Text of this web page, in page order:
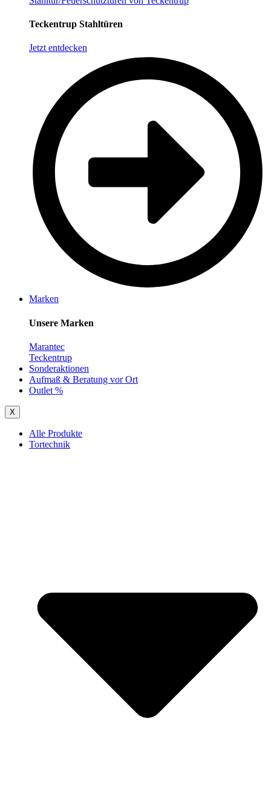
Teckentrup Stahltüren
Jetzt entdecken
Marken
Unsere Marken
Marantec
Teckentrup
Sonderaktionen
Aufmaß & Beratung vor Ort
Outlet %
X
Alle Produkte
Tortechnik